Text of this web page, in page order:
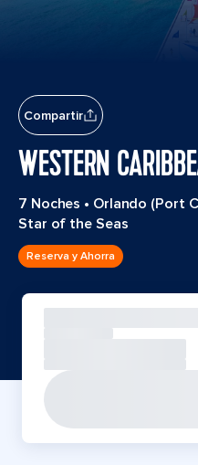
Compartir
WESTERN
7 Noches • Orlando (Port
Star of the Seas
Reserva y Ahorra